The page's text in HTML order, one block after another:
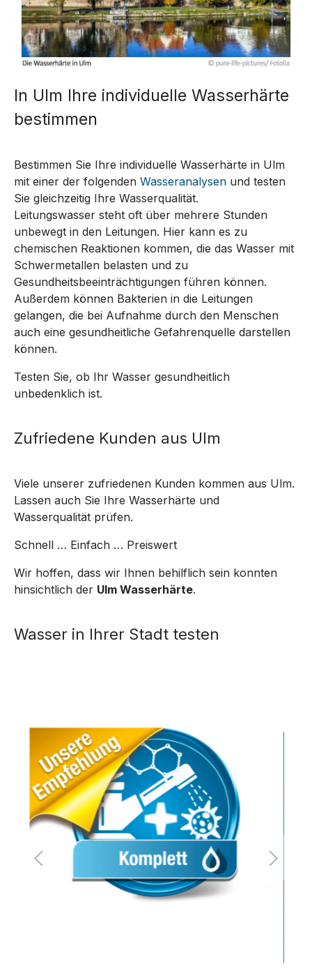
In Ulm Ihre individuelle Wasserhärte
bestimmen
Bestimmen Sie Ihre individuelle Wasserhärte in Ulm
mit einer der folgenden Wasseranalysen und testen
Sie gleichzeitig Ihre Wasserqualität.
Leitungswasser steht oft über mehrere Stunden
unbewegt in den Leitungen. Hier kann es zu
chemischen Reaktionen kommen, die das Wasser mit
Schwermetallen belasten und zu
Gesundheitsbeeinträchtigungen führen können.
Außerdem können Bakterien in die Leitungen
gelangen, die bei Aufnahme durch den Menschen
auch eine gesundheitliche Gefahrenquelle darstellen
können.
Testen Sie, ob Ihr Wasser gesundheitlich
unbedenklich ist.
Zufriedene Kunden aus Ulm
Viele unserer zufriedenen Kunden kommen aus Ulm.
Lassen auch Sie Ihre Wasserhärte und
Wasserqualität prüfen.
Schnell … Einfach … Preiswert
Wir hoffen, dass wir Ihnen behilflich sein konnten
hinsichtlich der Ulm Wasserhärte.
Wasser in Ihrer Stadt testen